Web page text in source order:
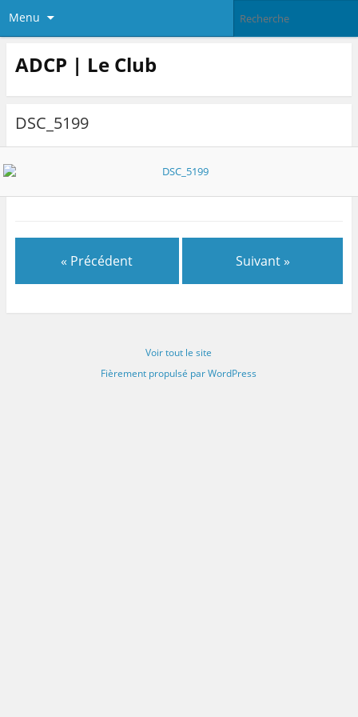
Menu
ADCP | Le Club
DSC_5199
« Précédent Suivant »
Voir tout le site
Fièrement propulsé par WordPress